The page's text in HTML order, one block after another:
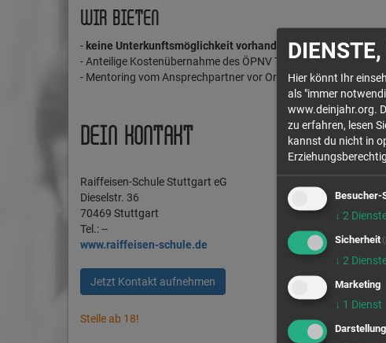
WIR BIETEN
- keine Unterkunftsmöglichkeit vorhanden
- Anteilige Kostenübernahme des ÖPNV Tickets
- Mentoring vom Ansprechpartner vor Ort
DEIN KONTAKT
Raiffeisen-Schule Stuttgart eG
Dieselstr. 36
70469 Stuttgart
Tel.: --
www.raiffeisen-schule.de
Jetzt Kontakt aufnehmen
Stelle ab 18!
Hier könnt Ihr
als "immer
www.deinjahr.org.
zu erfahren, lesen
kannst du nicht in
Besucher-
↓ 2
Sicherheit
↓ 2
Marketing
↓ 1 Dienst
Darstellung